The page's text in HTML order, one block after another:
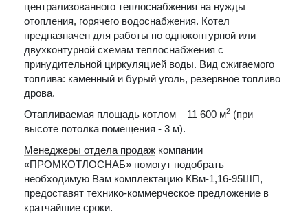
централизованного теплоснабжения на нужды
отопления, горячего водоснабжения. Котел
предназначен для работы по одноконтурной или
двухконтурной схемам теплоснабжения с
принудительной циркуляцией воды. Вид сжигаемого
топлива: каменный и бурый уголь, резервное топливо
дрова.
Отапливаемая площадь котлом – 11 600 м2 (при
высоте потолка помещения - 3 м).
Менеджеры отдела продаж компании
«ПРОМКОТЛОСНАБ» помогут подобрать
необходимую Вам комплектацию КВм-1,16-95ШП,
предоставят технико-коммерческое предложение в
кратчайшие сроки.